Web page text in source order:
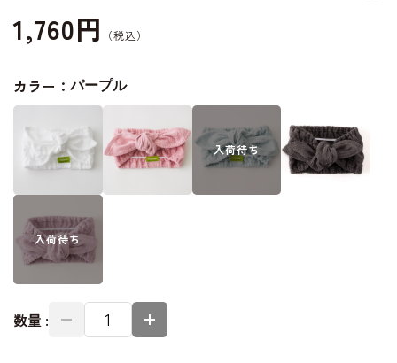
1,760円
カラー：パープル
入荷待ち
入荷待ち
数量 :